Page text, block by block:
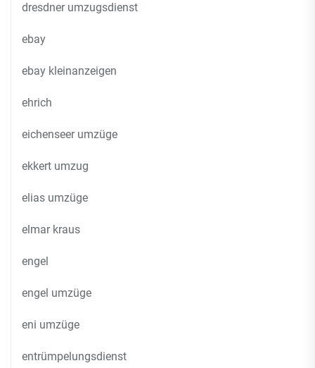
dresdner umzugsdienst
ebay
ebay kleinanzeigen
ehrich
eichenseer umzüge
ekkert umzug
elias umzüge
elmar kraus
engel
engel umzüge
eni umzüge
entrümpelungsdienst